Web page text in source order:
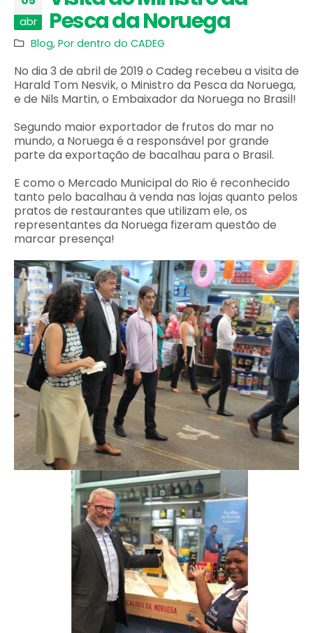
abr Pesca da Noruega
Blog,Por dentro do CADEG
No dia 3 de abril de 2019 o Cadeg recebeu a visita de
Harald Tom Nesvik, o Ministro da Pesca da Noruega,
e de Nils Martin, o Embaixador da Noruega no Brasil!
Segundo maior exportador de frutos do mar no
mundo, a Noruega é a responsável por grande
parte da exportação de bacalhau para o Brasil.
E como o Mercado Municipal do Rio é reconhecido
tanto pelo bacalhau à venda nas lojas quanto pelos
pratos de restaurantes que utilizam ele, os
representantes da Noruega fizeram questão de
marcar presença!